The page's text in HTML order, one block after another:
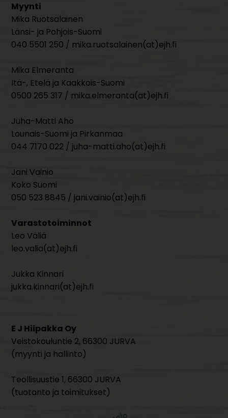
Myynti
Mika Ruotsalainen
Länsi- ja Pohjois-Suomi
040 5501 250 / mika.ruotsalainen(at)ejh.fi
Mika Elmeranta
Itä-, Etelä ja Kaakkois-Suomi
0500 265 317 / mika.elmeranta(at)ejh.fi
Juha-Matti Aho
Lounais-Suomi ja Pirkanmaa
044 7170 022 / juha-matti.aho(at)ejh.fi
Jani Vainio
Koko Suomi
050 523 8845 / jani.vainio(at)ejh.fi
Varastotoiminnot
Leo Väliä
leo.valia(at)ejh.fi
Jukka Kinnari
jukka.kinnari(at)ejh.fi
E J Hiipakka Oy
Veistokouluntie 2, 66300 JURVA
(myynti ja hallinto)
Teollisuustie 1, 66300 JURVA
(tuotanto ja toimitukset)